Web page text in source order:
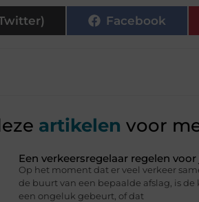
Facebook
artikelen voor
Een verkeersregelaar regelen
Op het moment dat er veel verkeer
de buurt van een bepaalde afslag, is
een ongeluk gebeurt, of dat